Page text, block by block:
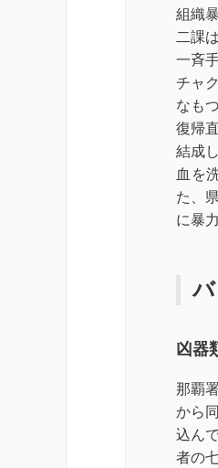
組織
二課
一斉
チャ
なも
復帰
結成
血を
た、
に暴
凶器
那覇
から
込ん
者の